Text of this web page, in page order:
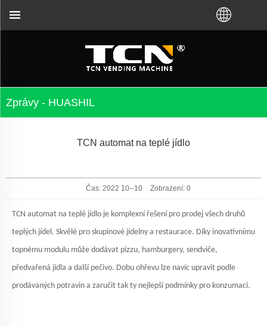
Zprávy - HUASHIL
TCN automat na teplé jídlo
Čas: 2022 10--10 Zobrazení: 0
TCN automat na teplé jídlo je komplexní řešení pro prodej všech druhů
teplých jídel. Skvělé pro skupinové jídelny a restaurace. Díky inovativnímu
topnému modulu může dodávat pizzu, hamburgery, sendviče,
předvařená jídla a další pečivo. Dobu ohřevu lze navíc upravit podle
prodávaných potravin a zaručit tak ty nejlepší podmínky pro konzumaci.
prodejních automatů a řešení problémů